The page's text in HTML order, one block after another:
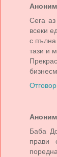
Сега
всеки
с
тази и
Отговор
Баба
прави